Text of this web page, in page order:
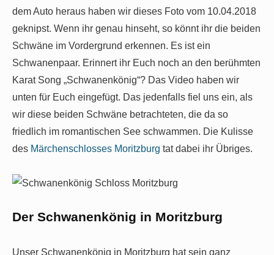
dem Auto heraus haben wir dieses Foto vom 10.04.2018
geknipst. Wenn ihr genau hinseht, so könnt ihr die beiden
Schwäne im Vordergrund erkennen. Es ist ein
Schwanenpaar. Erinnert ihr Euch noch an den berühmten
Karat Song „Schwanenkönig“? Das Video haben wir
unten für Euch eingefügt. Das jedenfalls fiel uns ein, als
wir diese beiden Schwäne betrachteten, die da so
friedlich im romantischen See schwammen. Die Kulisse
des Märchenschlosses Moritzburg tat dabei ihr Übriges.
Der Schwanenkönig in Moritzburg
Unser Schwanenkönig in Moritzburg hat sein ganz